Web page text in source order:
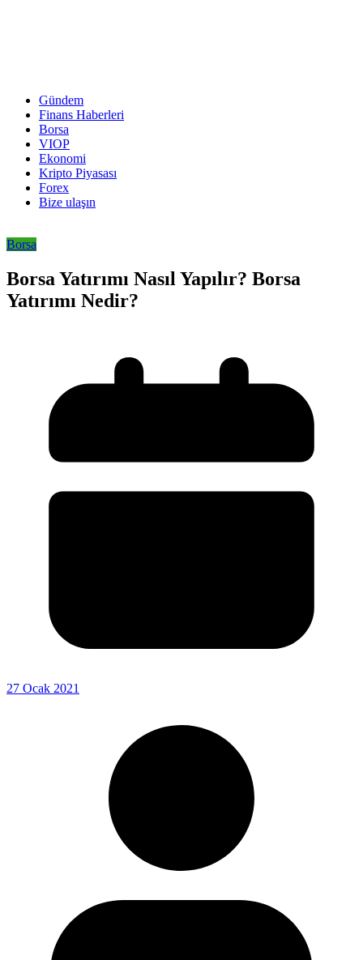
Gündem
Finans Haberleri
Borsa
VIOP
Ekonomi
Kripto Piyasası
Forex
Bize ulaşın
Borsa
Borsa Yatırımı Nasıl Yapılır? Borsa
Yatırımı Nedir?
27 Ocak 2021